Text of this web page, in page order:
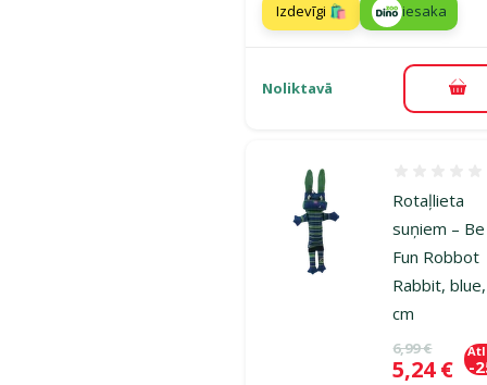
Izdevīgi 🛍️ iesaka
Noliktavā
Rotaļlieta
suņiem – Be
Fun Robbot
Rabbit,
cm
Oriģinālā
6,99 €
Cena
5,24 € -